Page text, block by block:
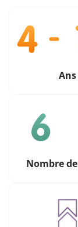
Ans
Nombre